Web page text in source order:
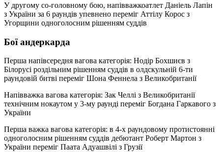
У другому со-головному бою, напівважкоатлет Даніель Лапін
з України за 6 раундів упевнено переміг Аттілу Корос з
Угорщини одноголосним рішенням суддів
Бої андеркарда
Перша напівсередня вагова категорія: Нодір Бохшиєв з
Білорусі роздільним рішенням суддів в олдскульній 6-ти
раундовій битві переміг Шона Феннела з Великобританії
Напівважка вагова категорія: Зак Челлі з Великобританії
технічним нокаутом у 3-му раунді переміг Богдана Гаркавого з
України
Перша важка вагова категорія: в 4-х раундовому протистоянні
одноголосним рішенням суддів дебютант Роберт Мартон з
України переміг Паата Адуашвілі з Грузії